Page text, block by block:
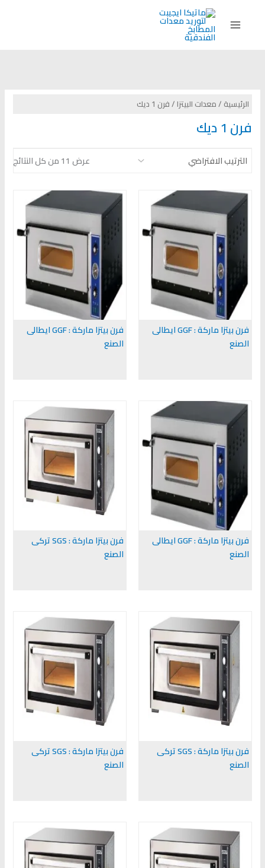
المحتوى
الرئيسية /معدات البيتزا / فرن 1 ديك
فرن 1 ديك
عرض ⁦11⁩ من كل النتائج
فرن بيتزا ماركة : GGF ايطالى
الصنع
فرن بيتزا ماركة : GGF ايطالى
الصنع
فرن بيتزا ماركة : GGF ايطالى
الصنع
فرن بيتزا ماركة : SGS تركى
الصنع
فرن بيتزا ماركة : SGS تركى
الصنع
فرن بيتزا ماركة : SGS تركى
الصنع